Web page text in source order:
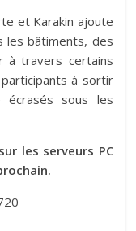
et Karakin ajoute
les bâtiments, des
à travers certains
à sortir
écrasés sous les
les serveurs PC